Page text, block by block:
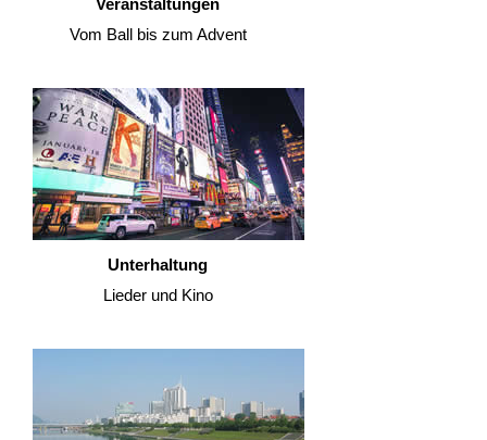
Veranstaltungen
Vom Ball bis zum Advent
Unterhaltung
Lieder und Kino